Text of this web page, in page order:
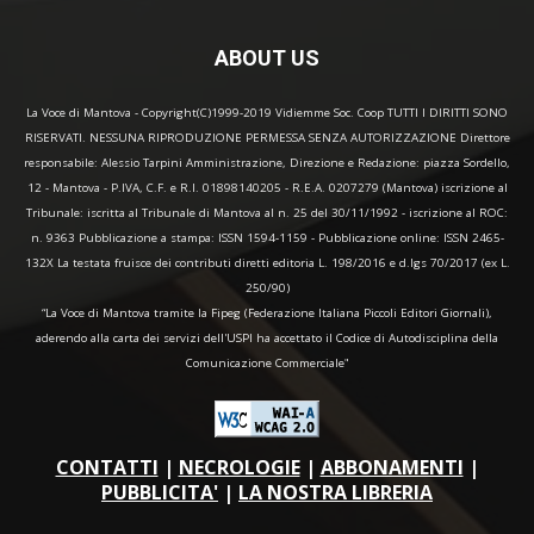
ABOUT US
La Voce di Mantova - Copyright(C)1999-2019 Vidiemme Soc. Coop TUTTI I DIRITTI SONO
RISERVATI. NESSUNA RIPRODUZIONE PERMESSA SENZA AUTORIZZAZIONE Direttore
responsabile: Alessio Tarpini Amministrazione, Direzione e Redazione: piazza Sordello,
12 - Mantova - P.IVA, C.F. e R.I. 01898140205 - R.E.A. 0207279 (Mantova) iscrizione al
Tribunale: iscritta al Tribunale di Mantova al n. 25 del 30/11/1992 - iscrizione al ROC:
n. 9363 Pubblicazione a stampa: ISSN 1594-1159 - Pubblicazione online: ISSN 2465-
132X La testata fruisce dei contributi diretti editoria L. 198/2016 e d.lgs 70/2017 (ex L.
250/90)
“La Voce di Mantova tramite la Fipeg (Federazione Italiana Piccoli Editori Giornali),
aderendo alla carta dei servizi dell'USPI ha accettato il Codice di Autodisciplina della
Comunicazione Commerciale"
CONTATTI | NECROLOGIE| ABBONAMENTI |
PUBBLICITA' | LA NOSTRA LIBRERIA